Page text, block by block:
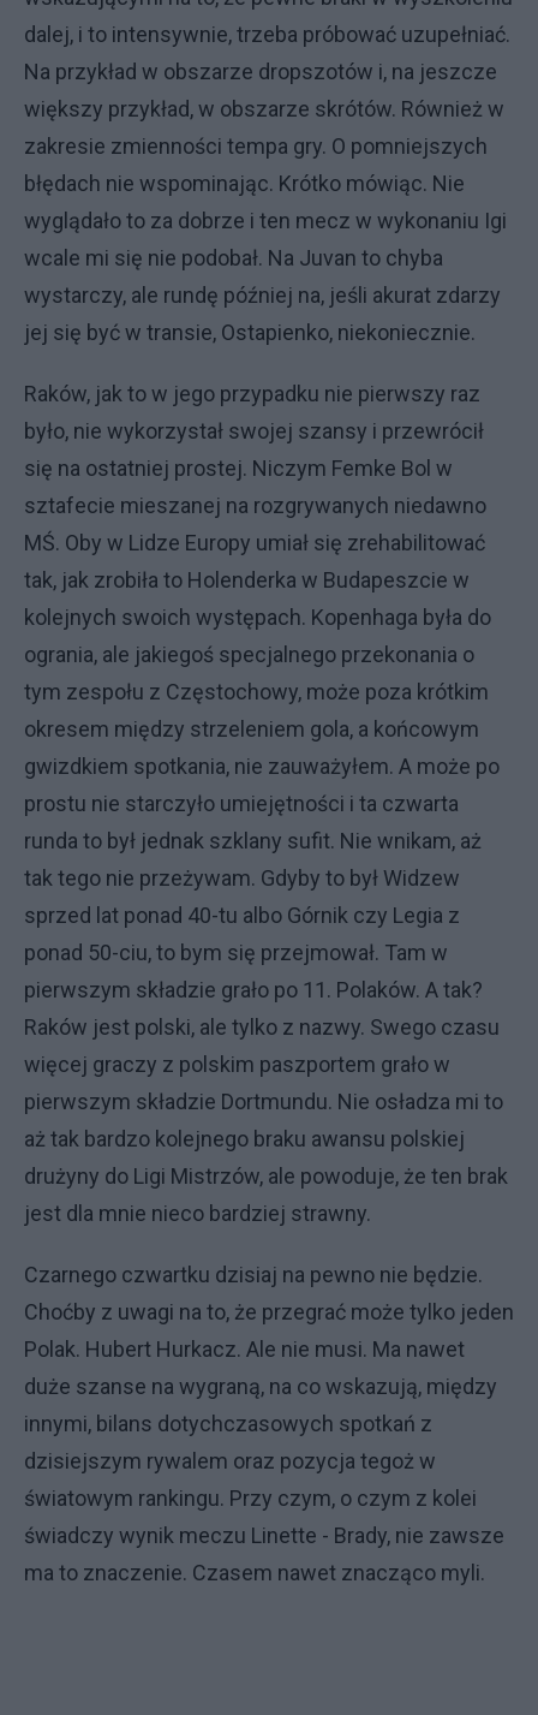
dalej, i to intensywnie, trzeba próbować uzupełniać.
Na przykład w obszarze dropszotów i, na jeszcze
większy przykład, w obszarze skrótów. Również w
zakresie zmienności tempa gry. O pomniejszych
błędach nie wspominając. Krótko mówiąc. Nie
wyglądało to za dobrze i ten mecz w wykonaniu Igi
wcale mi się nie podobał. Na Juvan to chyba
wystarczy, ale rundę później na, jeśli akurat zdarzy
jej się być w transie, Ostapienko, niekoniecznie.
Raków, jak to w jego przypadku nie pierwszy raz
było, nie wykorzystał swojej szansy i przewrócił
się na ostatniej prostej. Niczym Femke Bol w
sztafecie mieszanej na rozgrywanych niedawno
MŚ. Oby w Lidze Europy umiał się zrehabilitować
tak, jak zrobiła to Holenderka w Budapeszcie w
kolejnych swoich występach. Kopenhaga była do
ogrania, ale jakiegoś specjalnego przekonania o
tym zespołu z Częstochowy, może poza krótkim
okresem między strzeleniem gola, a końcowym
gwizdkiem spotkania, nie zauważyłem. A może po
prostu nie starczyło umiejętności i ta czwarta
runda to był jednak szklany sufit. Nie wnikam, aż
tak tego nie przeżywam. Gdyby to był Widzew
sprzed lat ponad 40-tu albo Górnik czy Legia z
ponad 50-ciu, to bym się przejmował. Tam w
pierwszym składzie grało po 11. Polaków. A tak?
Raków jest polski, ale tylko z nazwy. Swego czasu
więcej graczy z polskim paszportem grało w
pierwszym składzie Dortmundu. Nie osładza mi to
aż tak bardzo kolejnego braku awansu polskiej
drużyny do Ligi Mistrzów, ale powoduje, że ten brak
jest dla mnie nieco bardziej strawny.
Czarnego czwartku dzisiaj na pewno nie będzie.
Choćby z uwagi na to, że przegrać może tylko jeden
Polak. Hubert Hurkacz. Ale nie musi. Ma nawet
duże szanse na wygraną, na co wskazują, między
innymi, bilans dotychczasowych spotkań z
dzisiejszym rywalem oraz pozycja tegoż w
światowym rankingu. Przy czym, o czym z kolei
świadczy wynik meczu Linette - Brady, nie zawsze
ma to znaczenie. Czasem nawet znacząco myli.